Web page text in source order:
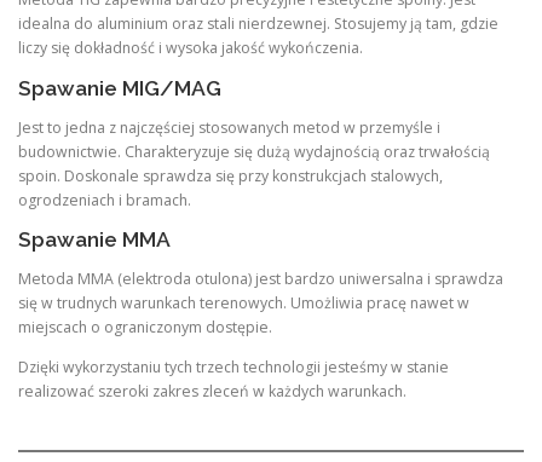
idealna do aluminium oraz stali nierdzewnej. Stosujemy ją tam, gdzie
liczy się dokładność i wysoka jakość wykończenia.
Spawanie MIG/MAG
Jest to jedna z najczęściej stosowanych metod w przemyśle i
budownictwie. Charakteryzuje się dużą wydajnością oraz trwałością
spoin. Doskonale sprawdza się przy konstrukcjach stalowych,
ogrodzeniach i bramach.
Spawanie MMA
Metoda MMA (elektroda otulona) jest bardzo uniwersalna i sprawdza
się w trudnych warunkach terenowych. Umożliwia pracę nawet w
miejscach o ograniczonym dostępie.
Dzięki wykorzystaniu tych trzech technologii jesteśmy w stanie
realizować szeroki zakres zleceń w każdych warunkach.